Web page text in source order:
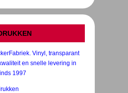
Vinyl, transparant
en snelle levering in
1997